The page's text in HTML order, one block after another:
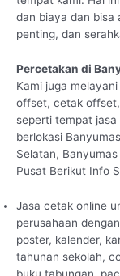
dan biaya dan bisa
penting, dan
Percetakan di
Kami juga
offset, cetak
seperti tempat
berlokasi
Selatan,
Pusat Berikut Info
Jasa cetak online
perusahaan
poster, kalender,
tahunan sekolah,